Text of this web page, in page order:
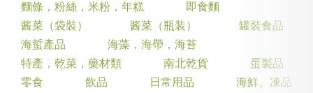
麵條，粉絲，米粉，年糕
即食麵
酱菜（袋裝）
酱菜（瓶装）
罐裝食品
海蜇產品
海藻，海帶，海苔
特產，乾菜，藥材類
南北乾貨
蛋製品
零食
飲品 日常用品 海鮮、凍品